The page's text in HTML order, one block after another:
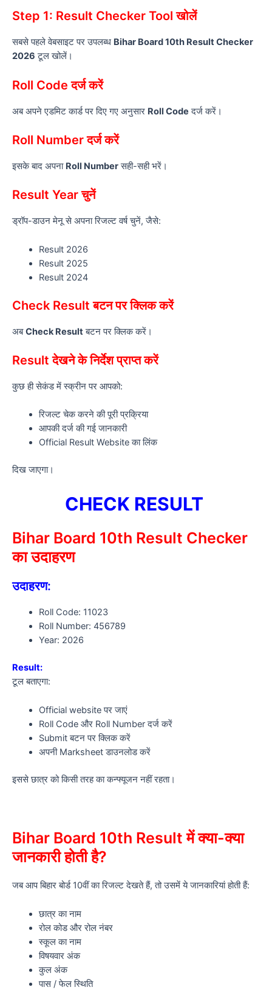
Step 1: Result Checker Tool खोलें
सबसे पहले वेबसाइट पर उपलब्ध Bihar Board 10th Result Checker
2026 टूल खोलें।
Roll Code दर्ज करें
अब अपने एडमिट कार्ड पर दिए गए अनुसार Roll Code दर्ज करें।
Roll Number दर्ज करें
इसके बाद अपना Roll Numberसही-सही भरें।
Result Year चुनें
ड्रॉप-डाउन मेनू से अपना रिजल्ट वर्ष चुनें, जैसे:
Result 2026
Result 2025
Result 2024
Check Result बटन पर क्लिक करें
अबCheck Result बटन पर क्लिक करें।
Result देखने के निर्देश प्राप्त करें
कुछ ही सेकंड में स्क्रीन पर आपको:
रिजल्ट चेक करने की पूरी प्रक्रिया
आपकी दर्ज की गई जानकारी
Official Result Website का लिंक
दिख जाएगा।
CHECK RESULT
Bihar Board 10th Result Checker
का उदाहरण
उदाहरण:
Roll Code: 11023
Roll Number: 456789
Year: 2026
Result:
टूल बताएगा:
Official website पर जाएं
Roll Code और Roll Number दर्ज करें
Submit बटन पर क्लिक करें
अपनी Marksheet डाउनलोड करें
इससे छात्र को किसी तरह का कन्फ्यूजन नहीं रहता।
Bihar Board 10th Result में क्या-क्या
जानकारी होती है?
जब आप बिहार बोर्ड 10वीं का रिजल्ट देखते हैं, तो उसमें ये जानकारियां होती हैं:
छात्र का नाम
रोल कोड और रोल नंबर
स्कूल का नाम
विषयवार अंक
कुल अंक
पास / फेल स्थिति